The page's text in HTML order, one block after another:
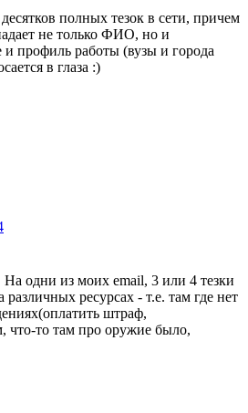
полных тезок в сети, причем
не только ФИО, но и
и профиль работы (вузы и города
в глаза :)
одни из моих email, 3 или 4 тезки
ресурсах - т.е. там где нет
штраф,
что-то там про оружие было,